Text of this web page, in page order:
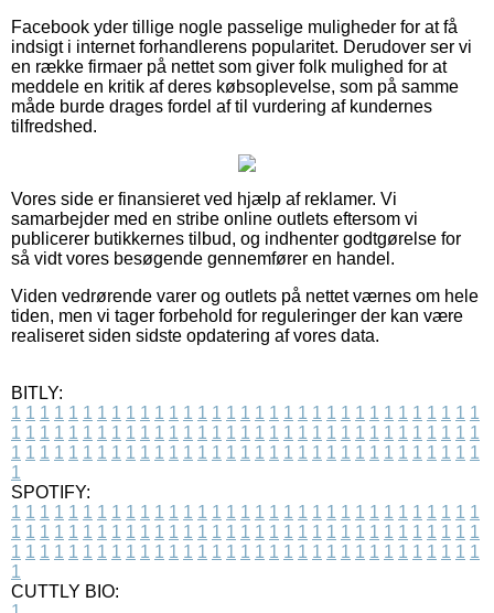
Facebook yder tillige nogle passelige muligheder for at få
indsigt i internet forhandlerens popularitet. Derudover ser vi
en række firmaer på nettet som giver folk mulighed for at
meddele en kritik af deres købsoplevelse, som på samme
måde burde drages fordel af til vurdering af kundernes
tilfredshed.
Vores side er finansieret ved hjælp af reklamer. Vi
samarbejder med en stribe online outlets eftersom vi
publicerer butikkernes tilbud, og indhenter godtgørelse for
så vidt vores besøgende gennemfører en handel.
Viden vedrørende varer og outlets på nettet værnes om hele
tiden, men vi tager forbehold for reguleringer der kan være
realiseret siden sidste opdatering af vores data.
BITLY:
1 1 1 1 1 1 1 1 1 1 1 1 1 1 1 1 1 1 1 1 1 1 1 1 1 1 1 1 1 1 1 1 1
1 1 1 1 1 1 1 1 1 1 1 1 1 1 1 1 1 1 1 1 1 1 1 1 1 1 1 1 1 1 1 1 1
1 1 1 1 1 1 1 1 1 1 1 1 1 1 1 1 1 1 1 1 1 1 1 1 1 1 1 1 1 1 1 1 1
1
SPOTIFY:
1 1 1 1 1 1 1 1 1 1 1 1 1 1 1 1 1 1 1 1 1 1 1 1 1 1 1 1 1 1 1 1 1
1 1 1 1 1 1 1 1 1 1 1 1 1 1 1 1 1 1 1 1 1 1 1 1 1 1 1 1 1 1 1 1 1
1 1 1 1 1 1 1 1 1 1 1 1 1 1 1 1 1 1 1 1 1 1 1 1 1 1 1 1 1 1 1 1 1
1
CUTTLY BIO: